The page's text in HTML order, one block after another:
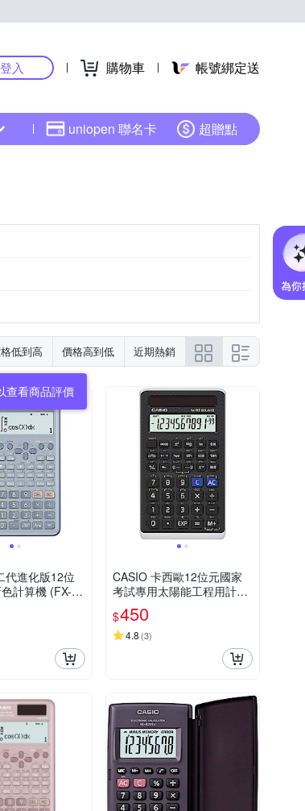
登入 購物車 帳號綁定送
uniopen 聯名卡 超贈點
低到高 價格高到低 近期熱銷
代進化版12位
計算機 (FX-99
BU)藍色
CASIO 卡西歐12位元國家
考試專用太陽能工程用計算
機(FX-82SOLARII)
$450
4.8 (3)